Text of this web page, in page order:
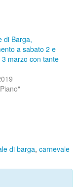
di Barga,
a sabato 2 e
marzo con tante
di barga, carnevale